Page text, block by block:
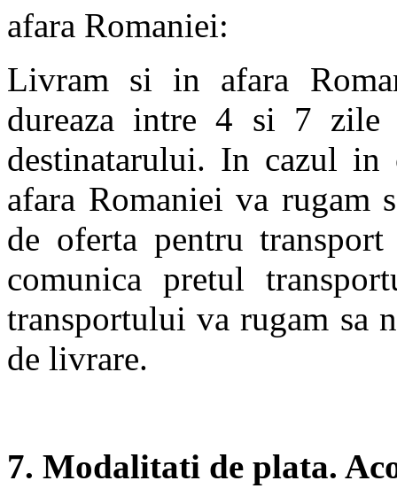
afara Romaniei:
Livram si in afara
dureaza intre 4 si 7 zile
destinatarului. In cazul
afara Romaniei va rugam
de oferta pentru
comunica pretul
transportului va rugam sa
de livrare.
7. Modalitati de plata.